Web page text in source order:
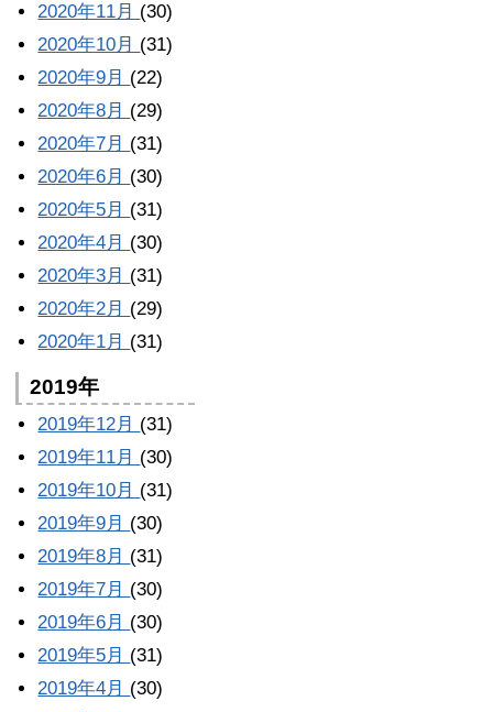
2020年11月 (30)
2020年10月 (31)
2020年9月 (22)
2020年8月 (29)
2020年7月 (31)
2020年6月 (30)
2020年5月 (31)
2020年4月 (30)
2020年3月 (31)
2020年2月 (29)
2020年1月 (31)
2019年
2019年12月 (31)
2019年11月 (30)
2019年10月 (31)
2019年9月 (30)
2019年8月 (31)
2019年7月 (30)
2019年6月 (30)
2019年5月 (31)
2019年4月 (30)